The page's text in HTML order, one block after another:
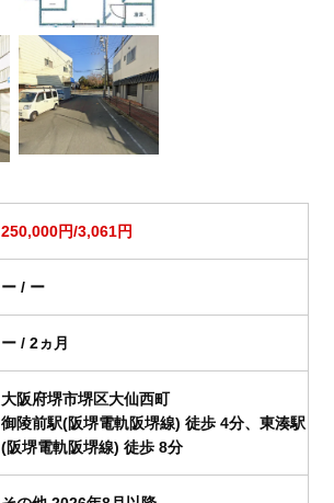
250,000円/3,061円
ー / ー
ー / 2ヵ月
大阪府堺市堺区大仙西町
御陵前駅(阪堺電軌阪堺線) 徒歩 4分、東湊駅
(阪堺電軌阪堺線) 徒歩 8分